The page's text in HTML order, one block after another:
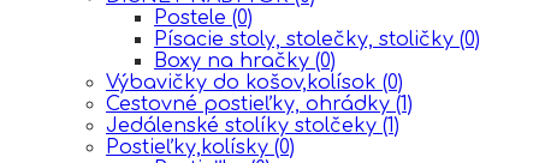
Postele (0)
Písacie stoly, stolečky, stoličky (0)
Boxy na hračky (0)
Výbavičky do košov,kolísok (0)
Cestovné postieľky, ohrádky (1)
Jedálenské stolíky stolčeky (1)
Postieľky,kolísky (0)